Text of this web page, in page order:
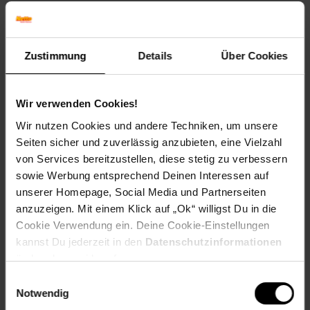
Zustimmung Details Über Cookies
Wir verwenden Cookies!
Wir nutzen Cookies und andere Techniken, um unsere
Seiten sicher und zuverlässig anzubieten, eine Vielzahl
von Services bereitzustellen, diese stetig zu verbessern
sowie Werbung entsprechend Deinen Interessen auf
unserer Homepage, Social Media und Partnerseiten
anzuzeigen. Mit einem Klick auf „Ok“ willigst Du in die
Cookie Verwendung ein. Deine Cookie-Einstellungen
kannst Du jederzeit in den Datenschutzinformationen
ändern bzw. widerrufen.
Notwendig
Ein weiterer Vorteil dieser Konstruktion ist, dass kein
Wärmeverlust entsteht, sodass Ihre Pflanzen stets optimal
geschützt sind. Mit einer Hubkraft von max. 7 kg und einer
Hubhöhe von max. 45 cm bietet dieser Fensteröffner die
perfekte Unterstützung für Ihr Gewächshaus.
Technische Daten:
Temperaturbereich: ca. 15-25 °C
Maße: 34 cm x 6 cm x 4,5 cm
Gewicht: 500 g
Entdecken Sie jetzt die praktische Funktionalität dieses
automatischen Fensteröffners und sorgen Sie für optimale
Bedingungen in Ihrem Gewächshaus!
Hubhöhe: max. 45 cm